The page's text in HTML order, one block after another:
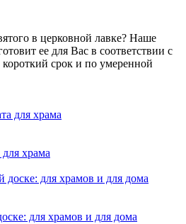
в церковной лавке? Наше
ее для Вас в соответствии с
срок и по умеренной
храма
для храмов и для дома